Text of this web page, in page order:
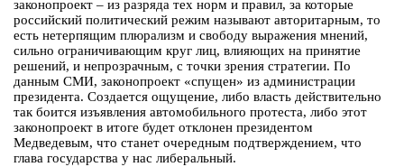
законопроект – из разряда тех норм и правил, за которые
российский политический режим называют авторитарным, то
есть нетерпящим плюрализм и свободу выражения мнений,
сильно ограничивающим круг лиц, влияющих на принятие
решений, и непрозрачным, с точки зрения стратегии. По
данным СМИ, законопроект «спущен» из администрации
президента. Создается ощущение, либо власть действительно
так боится изъявления автомобильного протеста, либо этот
законопроект в итоге будет отклонен президентом
Медведевым, что станет очередным подтверждением, что
глава государства у нас либеральный.